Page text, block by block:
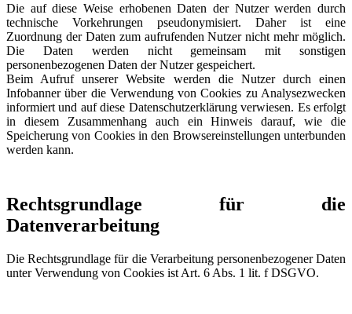
Die auf diese Weise erhobenen Daten der Nutzer werden durch
technische Vorkehrungen pseudonymisiert. Daher ist eine
Zuordnung der Daten zum aufrufenden Nutzer nicht mehr möglich.
Die Daten werden nicht gemeinsam mit sonstigen
personenbezogenen Daten der Nutzer gespeichert.
Beim Aufruf unserer Website werden die Nutzer durch einen
Infobanner über die Verwendung von Cookies zu Analysezwecken
informiert und auf diese Datenschutzerklärung verwiesen. Es erfolgt
in diesem Zusammenhang auch ein Hinweis darauf, wie die
Speicherung von Cookies in den Browsereinstellungen unterbunden
werden kann.
Rechtsgrundlage für die
Datenverarbeitung
Die Rechtsgrundlage für die Verarbeitung personenbezogener Daten
unter Verwendung von Cookies ist Art. 6 Abs. 1 lit. f DSGVO.